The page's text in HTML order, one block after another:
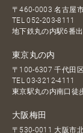
〒460-0003 名古屋
TEL052-203-8111
地下鉄丸の内駅6番
東京丸の内
〒100-6307 千代田
TEL03-3212-4111
東京駅丸の内南口徒
大阪梅田
〒530-0011 大阪市